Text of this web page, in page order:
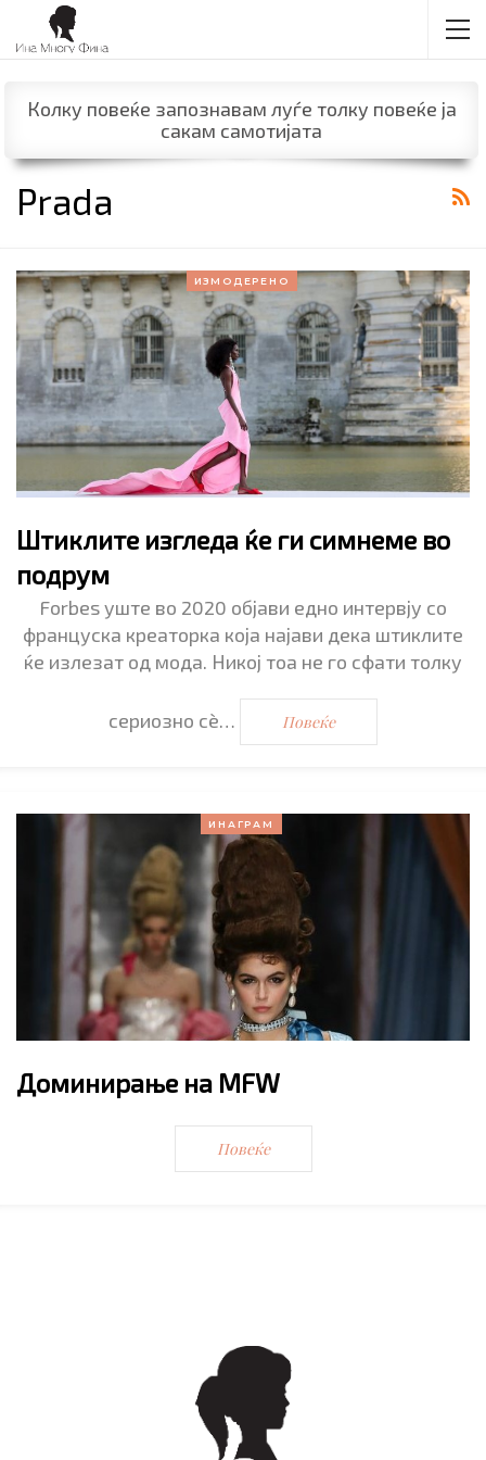
Колку повеќе запознавам луѓе толку повеќе ја
сакам самотијата
Prada
ИЗМОДЕРЕНО
Штиклите изгледа ќе ги симнеме во
подрум
Forbes уште во 2020 објави едно интервју со
француска креаторка која најави дека штиклите
ќе излезат од мода. Никој тоа не го сфати толку
сериозно сѐ… Повеќе
ИНАГРАМ
Доминирање на MFW
Повеќе